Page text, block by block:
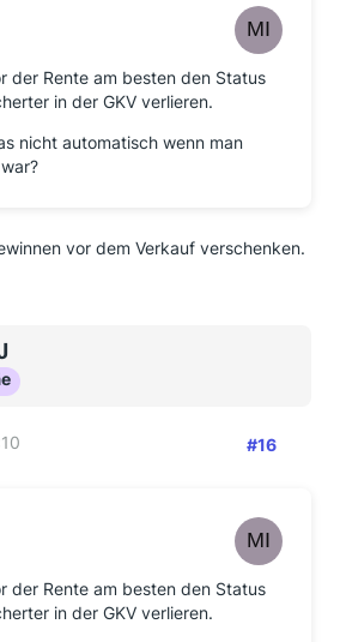
der Rente am besten den Status
in der GKV verlieren.
nicht automatisch wenn man
vor dem Verkauf verschenken.
#16
der Rente am besten den Status
in der GKV verlieren.